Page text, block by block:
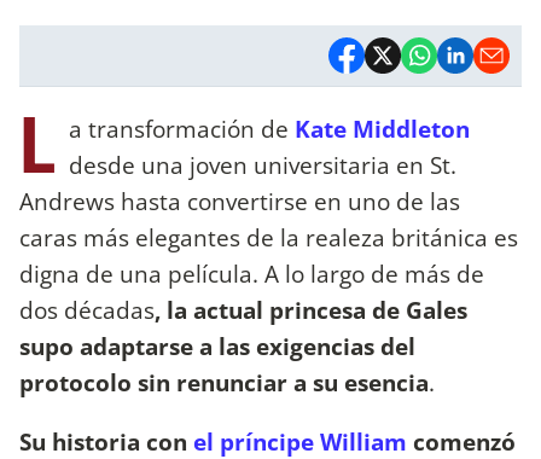
L a transformación de Kate Middleton
desde una joven universitaria en St.
Andrews hasta convertirse en uno de las
caras más elegantes de la realeza británica es
digna de una película. A lo largo de más de
dos décadas, la actual princesa de Gales
supo adaptarse a las exigencias del
protocolo sin renunciar a su esencia.
Su historia con el príncipe William comenzó